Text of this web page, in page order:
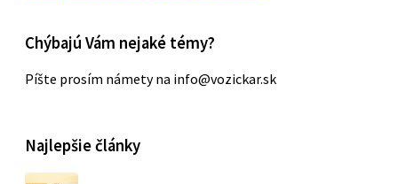
Chýbajú Vám nejaké témy?
Píšte prosím námety na info@vozickar.sk
Najlepšie články